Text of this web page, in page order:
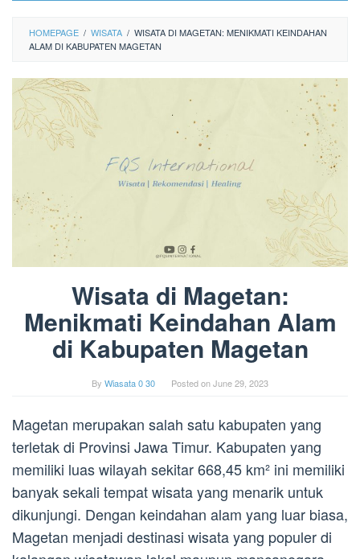
HOMEPAGE / WISATA / WISATA DI MAGETAN: MENIKMATI KEINDAHAN
ALAM DI KABUPATEN MAGETAN
Wisata di Magetan:
Menikmati Keindahan Alam
di Kabupaten Magetan
By Wiasata 0 30 Posted onJune 29, 2023
Magetan merupakan salah satu kabupaten yang
terletak di Provinsi Jawa Timur. Kabupaten yang
memiliki luas wilayah sekitar 668,45 km² ini memiliki
banyak sekali tempat wisata yang menarik untuk
dikunjungi. Dengan keindahan alam yang luar biasa,
Magetan menjadi destinasi wisata yang populer di